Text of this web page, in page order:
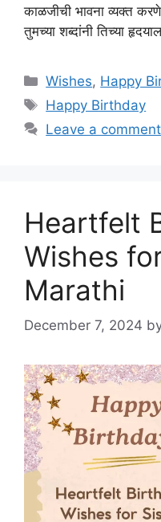
काळजीची भावना व्यक्त
तुमच्या शब्दांनी तिच्या
Categories
Wishes, Happy
Tags
Happy Birthday
Leave a comment
Heartfelt
Wishes
Marathi
December 7, 2024